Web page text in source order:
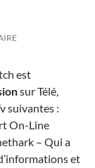
est
sur Télé,
suivantes :
On-Line
– Qui a
et